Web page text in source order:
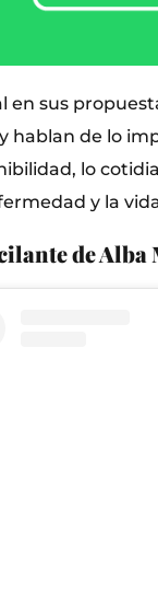
en sus
hablan de lo
lo
y la
de